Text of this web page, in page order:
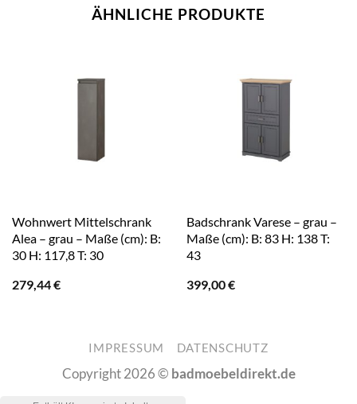
ÄHNLICHE PRODUKTE
Wohnwert Mittelschrank
Alea – grau – Maße (cm): B:
30 H: 117,8 T: 30
279,44€
Badschrank Varese – grau –
Maße (cm): B: 83 H: 138 T:
43
399,00€
IMPRESSUM DATENSCHUTZ
Copyright 2026 © badmoebeldirekt.de